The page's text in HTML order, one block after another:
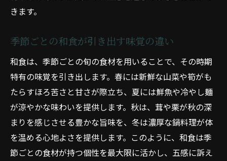
きます。
季節ごとの和食が引き出す味覚の違い
和食は、季節ごとの旬の食材を用いることで、その時期
特有の味覚を引き出します。春には新鮮な山菜や筍がも
たらすほろ苦さと甘さが際立ち、夏には鮮魚や冷やし麺
が涼やかな味わいを提供します。秋は、茸や栗が秋の深
まりを感じさせる豊かな旨味を、冬は濃厚な鍋料理が体
を温める心地よさを提供します。このように、和食は季
節ごとの食材が持つ個性を最大限に活かし、五感に訴え